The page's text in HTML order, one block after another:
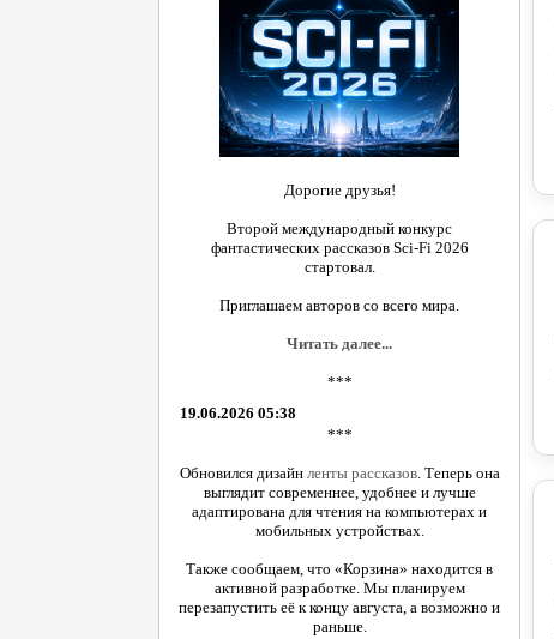
Дорогие друзья!
Второй международный конкурс
фантастических рассказов Sci-Fi 2026
стартовал.
Приглашаем авторов со всего мира.
Читать далее...
***
19.06.2026 05:38
***
Обновился дизайн ленты рассказов. Теперь она
выглядит современнее, удобнее и лучше
адаптирована для чтения на компьютерах и
мобильных устройствах.
Также сообщаем, что «Корзина» находится в
активной разработке. Мы планируем
перезапустить её к концу августа, а возможно и
раньше.